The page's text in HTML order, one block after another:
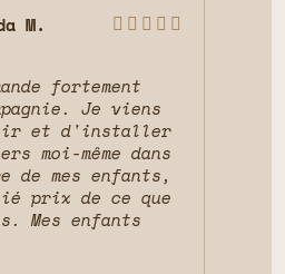
M.     
fortement
Je viens
et d'installer
moi-même dans
de mes enfants,
prix de ce que
Mes enfants